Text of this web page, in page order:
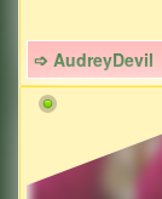
➩ AudreyDevil